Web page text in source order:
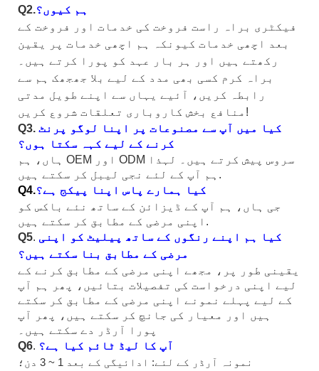
Q2.ہم کیوں؟
فیکٹری براہ راست فروخت کی خدمات اور فروخت کے
بعد اچھی خدمات کیونکہ ہم اچھی خدمات پر یقین
رکھتے ہیں اور ہر بار عہد کو پورا کرتے ہیں۔
براہ کرم کسی بھی مدد کے لیے بلا جھجھک ہم سے
رابطہ کریں، آئیے یہاں سے اپنے طویل مدتی
منافع بخش کاروباری تعلقات شروع کریں!
Q3. کیا میں آپ سے مصنوعات پر اپنا لوگو پرنٹ
کرنے کے لیے کہہ سکتا ہوں؟
ہاں، ہم OEM اور ODM سروس پیش کرتے ہیں۔ لہذا
ہم آپ کے لئے نجی لیبل کر سکتے ہیں.
Q4.کیا ہمارے پاس اپنا پیکج ہے؟
جی ہاں، ہم آپ کے ڈیزائن کے ساتھ نئے باکس کو
اپنی مرضی کے مطابق کر سکتے ہیں.
Q5. کیا ہم اپنے رنگوں کے ساتھ پیلیٹ کو اپنی
مرضی کے مطابق بنا سکتے ہیں؟
یقینی طور پر، مجھے اپنی مرضی کے مطابق کرنے کے
لیے اپنی درخواست کی تفصیلات بتائیں، پھر ہم آپ
کے لیے پہلے نمونے اپنی مرضی کے مطابق کر سکتے
ہیں اور معیار کی جانچ کر سکتے ہیں، پھر آپ
پورا آرڈر دے سکتے ہیں۔
Q6. آپ کا لیڈ ٹائم کیا ہے؟
نمونہ آرڈر کے لئے: ادائیگی کے بعد 1 ~ 3 دن؛